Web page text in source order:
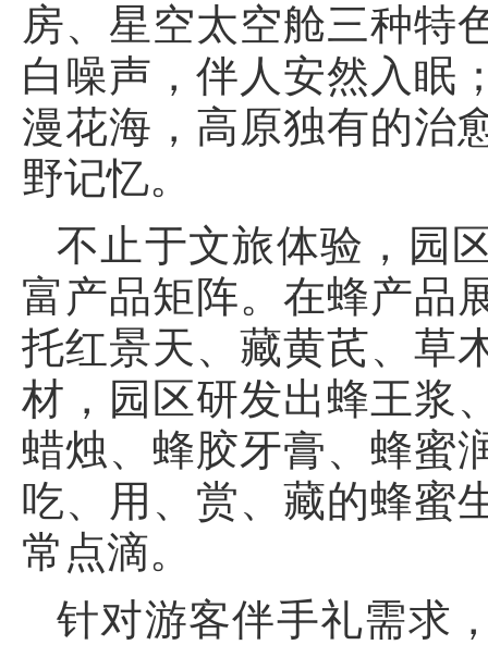
房、星空太空舱三种特
白噪声，伴人安然入眠
漫花海，高原独有的治
野记忆。
不止于文旅体验，园
富产品矩阵。在蜂产品
托红景天、藏黄芪、草
材，园区研发出蜂王浆
蜡烛、蜂胶牙膏、蜂蜜
吃、用、赏、藏的蜂蜜
常点滴。
针对游客伴手礼需求